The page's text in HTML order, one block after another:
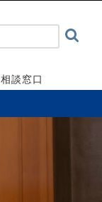
相談窓口